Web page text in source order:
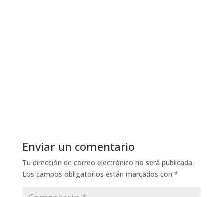
Enviar un comentario
Tu dirección de correo electrónico no será publicada.
Los campos obligatorios están marcados con *